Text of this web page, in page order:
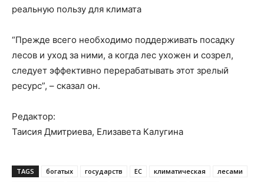
реальную пользу для климата
“Прежде всего необходимо поддерживать посадку
лесов и уход за ними, а когда лес ухожен и созрел,
следует эффективно перерабатывать этот зрелый
ресурс”, – сказал он.
Редактор:
Таисия Дмитриева, Елизавета Калугина
TAGS богатых государств ЕС климатическая
лесами